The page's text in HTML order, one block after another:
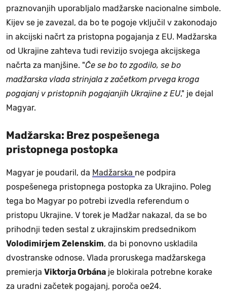
praznovanjih uporabljalo madžarske nacionalne simbole.
Kijev se je zavezal, da bo te pogoje vključil v zakonodajo
in akcijski načrt za pristopna pogajanja z EU. Madžarska
od Ukrajine zahteva tudi revizijo svojega akcijskega
načrta za manjšine. "Če se bo to zgodilo, se bo
madžarska vlada strinjala z začetkom prvega kroga
pogajanj v pristopnih pogajanjih Ukrajine z EU," je dejal
Magyar.
Madžarska: Brez pospešenega
pristopnega postopka
Magyar je poudaril, da Madžarska ne podpira
pospešenega pristopnega postopka za Ukrajino. Poleg
tega bo Magyar po potrebi izvedla referendum o
pristopu Ukrajine. V torek je Madžar nakazal, da se bo
prihodnji teden sestal z ukrajinskim predsednikom
Volodimirjem Zelenskim, da bi ponovno uskladila
dvostranske odnose. Vlada proruskega madžarskega
premierja Viktorja Orbána je blokirala potrebne korake
za uradni začetek pogajanj, poroča oe24.